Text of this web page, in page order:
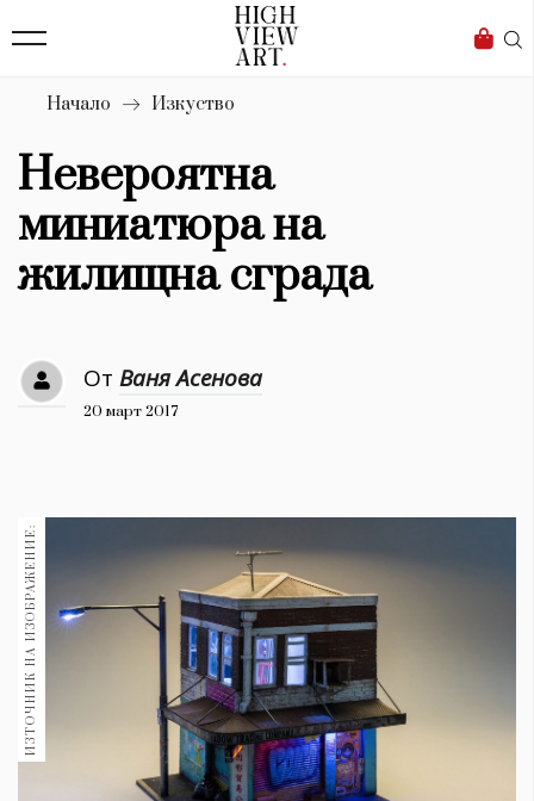
Бизнес
Мода
Dialogue
Изкуство
4340
Дизайн
Книги
30+
Гурме 1710
Пътувай
Здраве 389
Начало Изкуство
Невероятна
миниатюра на
жилищна сграда
От Ваня Асенова
20 март 2017
ИЗТОЧНИК НА ИЗОБРАЖЕНИЕ: